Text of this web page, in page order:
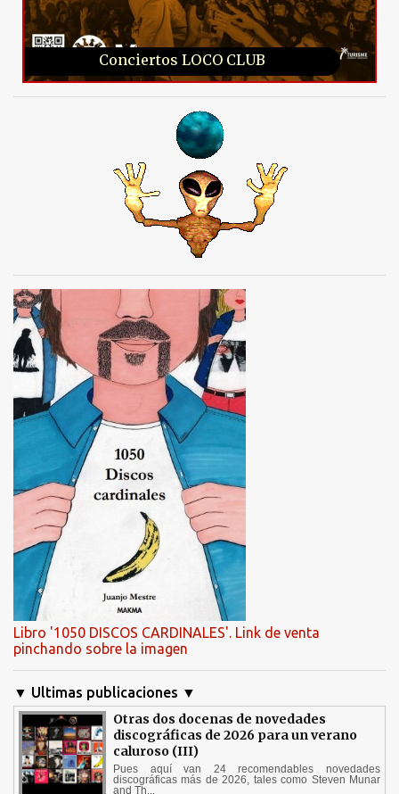
Conciertos LOCO CLUB
Libro '1050 DISCOS CARDINALES'. Link de venta
pinchando sobre la imagen
▼ Ultimas publicaciones ▼
Otras dos docenas de novedades
discográficas de 2026 para un verano
caluroso (III)
Pues aquí van 24 recomendables novedades
discográficas más de 2026, tales como Steven Munar
and Th...